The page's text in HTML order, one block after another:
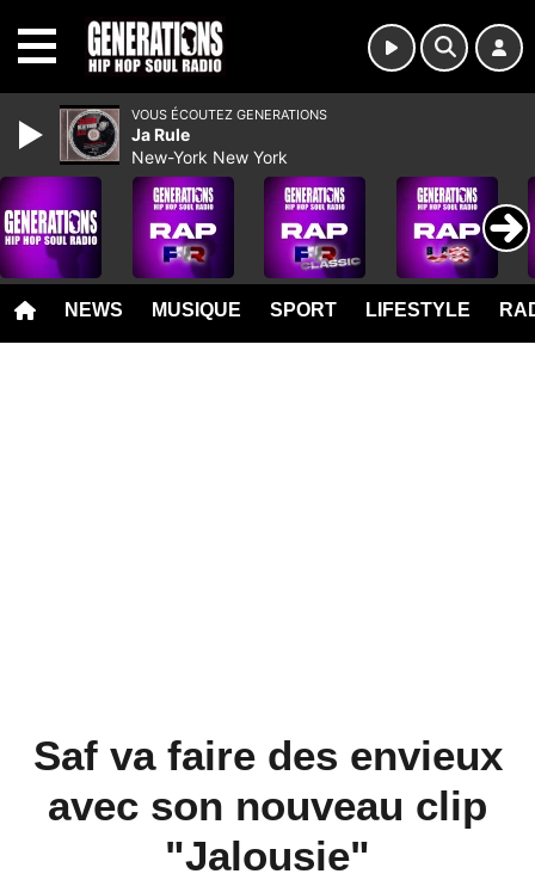
NEWS MUSIQUE SPORT LIFESTYLE
Saf va faire des envieux
avec son nouveau clip
"Jalousie"
VOUS ÉCOUTEZ GENERATIONS
Ja Rule
New-York New York